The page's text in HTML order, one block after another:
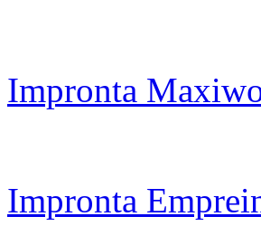
Impronta
Impronta